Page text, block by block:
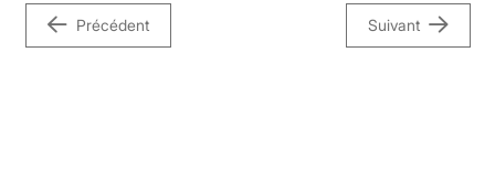
Précédent Suivant